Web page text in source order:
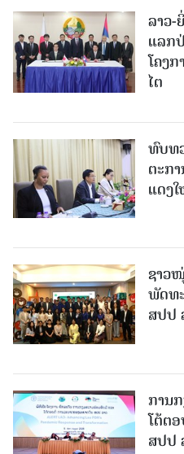
ລາວ-
ແລກ
ໂຄງ
ໄຕ
ທົບທ
ຕະກ
ແດງ
ຊາວ
ພັດທ
ສປປ
ການ
ໂຕ້ຕ
ສປປ